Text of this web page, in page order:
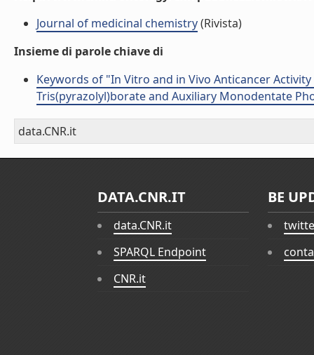
Journal of medicinal chemistry(Rivista)
Insieme di parole chiave di
Keywords of "In Vitro and in Vivo Anticancer
Tris(pyrazolyl)borate and Auxiliary Monodentate
data.CNR.it
DATA.CNR.IT
data.CNR.it
SPARQL Endpoint
CNR.it
BE